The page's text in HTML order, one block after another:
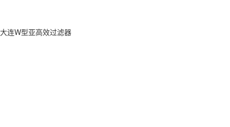
大连W型亚高效过滤器